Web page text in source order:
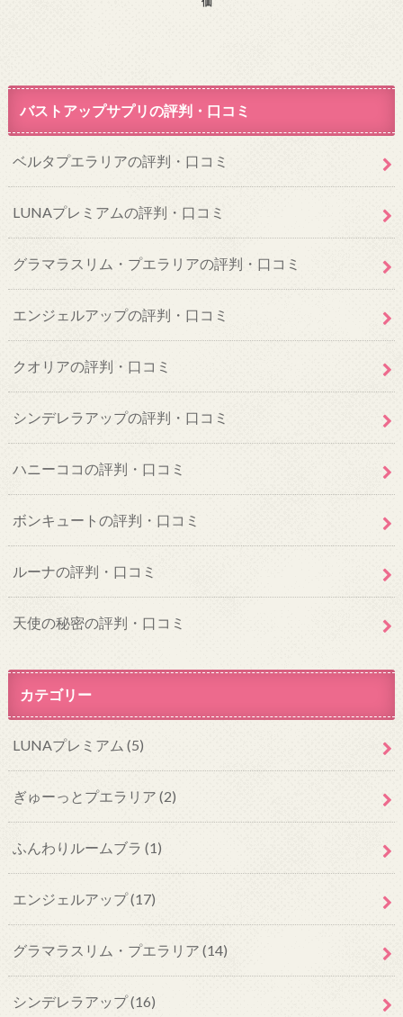
バストアップサプリの評判・口コミ
ベルタプエラリアの評判・口コミ
LUNAプレミアムの評判・口コミ
グラマラスリム・プエラリアの評判・口コミ
エンジェルアップの評判・口コミ
クオリアの評判・口コミ
シンデレラアップの評判・口コミ
ハニーココの評判・口コミ
ボンキュートの評判・口コミ
ルーナの評判・口コミ
天使の秘密の評判・口コミ
カテゴリー
LUNAプレミアム (5)
ぎゅーっとプエラリア (2)
ふんわりルームブラ (1)
エンジェルアップ(17)
グラマラスリム・プエラリア (14)
シンデレラアップ(16)